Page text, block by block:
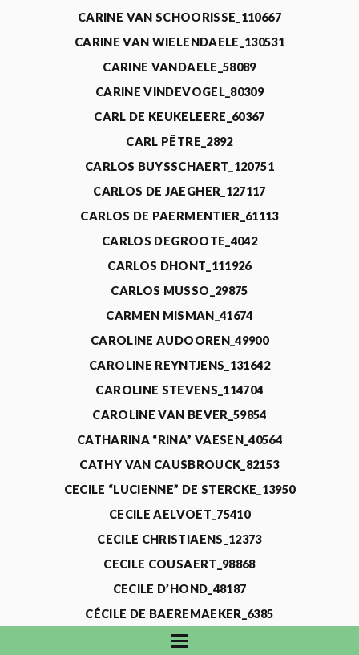
CARINE VAN SCHOORISSE_110667
CARINE VAN WIELENDAELE_130531
CARINE VANDAELE_58089
CARINE VINDEVOGEL_80309
CARL DE KEUKELEERE_60367
CARL PÊTRE_2892
CARLOS BUYSSCHAERT_120751
CARLOS DE JAEGHER_127117
CARLOS DE PAERMENTIER_61113
CARLOS DEGROOTE_4042
CARLOS DHONT_111926
CARLOS MUSSO_29875
CARMEN MISMAN_41674
CAROLINE AUDOOREN_49900
CAROLINE REYNTJENS_131642
CAROLINE STEVENS_114704
CAROLINE VAN BEVER_59854
CATHARINA “RINA” VAESEN_40564
CATHY VAN CAUSBROUCK_82153
CECILE “LUCIENNE” DE STERCKE_13950
CECILE AELVOET_75410
CECILE CHRISTIAENS_12373
CECILE COUSAERT_98868
CECILE D’HOND_48187
CÉCILE DE BAEREMAEKER_6385
CECILE DE WAELE_4731